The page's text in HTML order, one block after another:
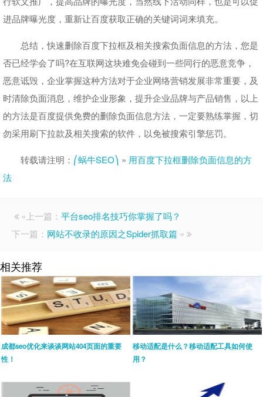
进品牌曝光度，重新让百度获取正确的关键词词来填充。
总结，快速删除百度下拉框及相关搜索负面信息的方法，您是
否已经学会了吗?在互联网这块难免会碰到一些同行的恶意竞争，
恶意诋毁，企业掌握这种方法对于企业网络营销发展非常重要，及
时清除负面消息，维护企业形象，提升企业品牌与产品销售，以上
的方法是百度提供免费的删除负面信息方法，一定要熟练掌握，切
勿采用刷下拉款及相关搜索的软件，以免被搜索引擎惩罚。
转载请注明： ⎛蜗牛SEO⎞ » 用百度下拉框删除负面信息的方
法
«上一篇： 平台seo排名技巧你掌握了吗？
下一篇： 网站不收录的原因之Spider抓取篇 »
相关推荐
成都seo优化来谈谈网站404页面的重要
性！
移动适配是什么？移动适配工具如何使
用？